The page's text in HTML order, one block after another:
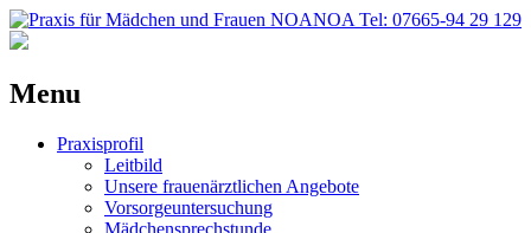
Menu
Praxisprofil
Leitbild
Unsere frauenärztlichen Angebote
Vorsorgeuntersuchung
Mädchensprechstunde